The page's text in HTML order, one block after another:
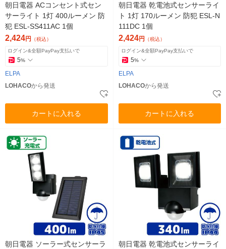
朝日電器 ACコンセント式セン
サーライト 1灯 400ルーメン 防
犯 ESL-SS411AC 1個
2,424円 （税込）
ログイン&全額PayPay支払いで
5%
ELPA
LOHACOから発送
カートに入れる
朝日電器 乾電池式センサーライ
ト 1灯 170ルーメン 防犯 ESL-N
111DC 1個
2,424円 （税込）
ログイン&全額PayPay支払いで
5%
ELPA
LOHACOから発送
カートに入れる
朝日電器 ソーラー式センサーラ
朝日電器 乾電池式センサーライ